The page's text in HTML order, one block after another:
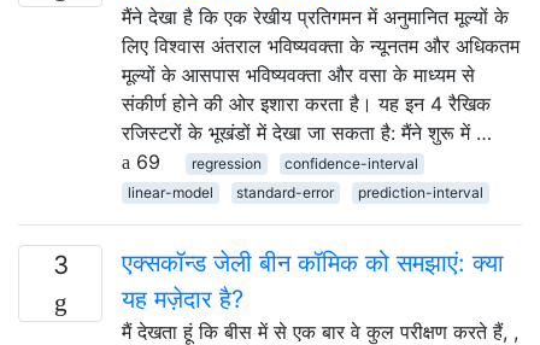
मैंने देखा है कि एक रेखीय प्रतिगमन में अनुमानित मूल्यों के
लिए विश्वास अंतराल भविष्यवक्ता के न्यूनतम और अधिकतम
मूल्यों के आसपास भविष्यवक्ता और वसा के माध्यम से
संकीर्ण होने की ओर इशारा करता है। यह इन 4 रैखिक
रजिस्टरों के भूखंडों में देखा जा सकता है: मैंने शुरू में …
69
regression
confidence-interval
linear-model
standard-error prediction-interval
3
एक्सकॉन्ड जेली बीन कॉमिक को समझाएं: क्या
यह मज़ेदार है?
मैं देखता हूं कि बीस में से एक बार वे कुल परीक्षण करते हैं, ,